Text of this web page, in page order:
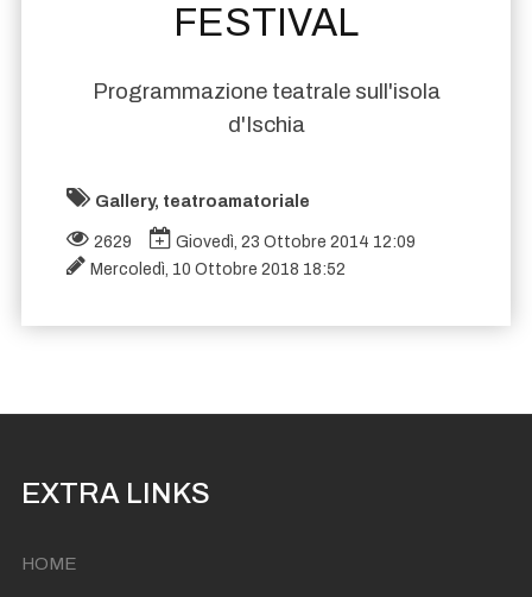
FESTIVAL
Programmazione teatrale sull'isola
d'Ischia
Gallery, teatroamatoriale
2629
Giovedì, 23 Ottobre 2014 12:09
Mercoledì, 10 Ottobre 2018 18:52
EXTRA LINKS
HOME